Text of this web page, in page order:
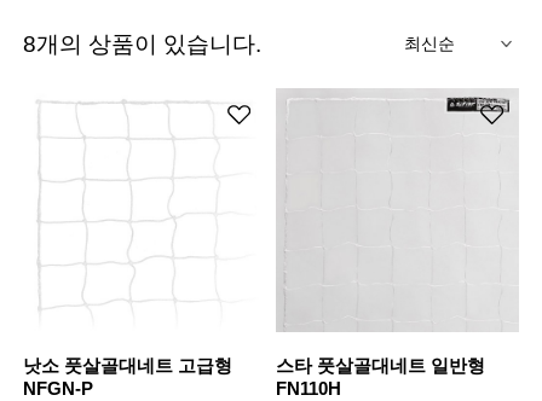
8개의 상품이 있습니다.
낫소 풋살골대네트 고급형
NFGN-P
스타 풋살골대네트 일반형
FN110H